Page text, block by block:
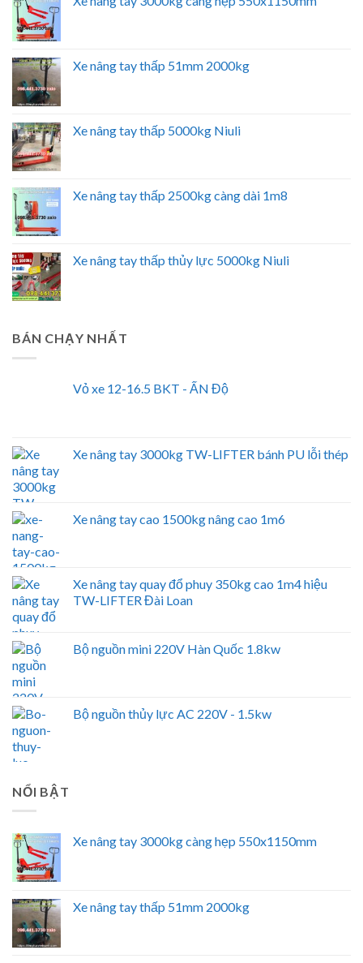
Xe nâng tay thấp 51mm 2000kg
Xe nâng tay thấp 5000kg Niuli
Xe nâng tay thấp 2500kg càng dài 1m8
Xe nâng tay thấp thủy lực 5000kg Niuli
BÁN CHẠY NHẤT
Vỏ xe 12-16.5 BKT - ẤN Độ
Xe nâng tay 3000kg TW-LIFTER bánh PU lỗi thép
Xe nâng tay cao 1500kg nâng cao 1m6
Xe nâng tay quay đổ phuy 350kg cao 1m4 hiệu
TW-LIFTER Đài Loan
Bộ nguồn mini 220V Hàn Quốc 1.8kw
Bộ nguồn thủy lực AC 220V - 1.5kw
NỔI BẬT
Xe nâng tay 3000kg càng hẹp 550x1150mm
Xe nâng tay thấp 51mm 2000kg